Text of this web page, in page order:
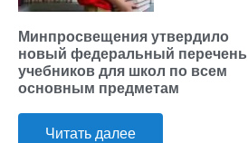
Минпросвещения утвердило
новый федеральный перечень
учебников для школ по всем
основным предметам
Читать далее